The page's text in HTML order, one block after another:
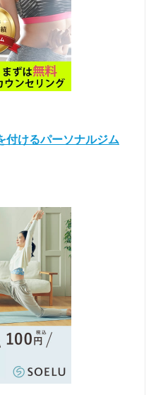
付けるパーソナルジム